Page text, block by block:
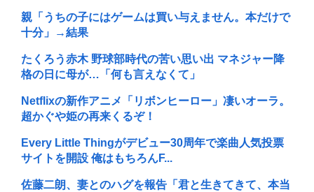
親「うちの子にはゲームは買い与えません。本だけで
十分」→結果
たくろう赤木 野球部時代の苦い思い出 マネジャー降
格の日に母が…「何も言えなくて」
Netflixの新作アニメ「リボンヒーロー」凄いオーラ。
超かぐや姫の再来くるぞ！
Every Little Thingがデビュー30周年で楽曲人気投票
サイトを開設 俺はもちろんF...
佐藤二朗、妻とのハグを報告「君と生きてきて、本当